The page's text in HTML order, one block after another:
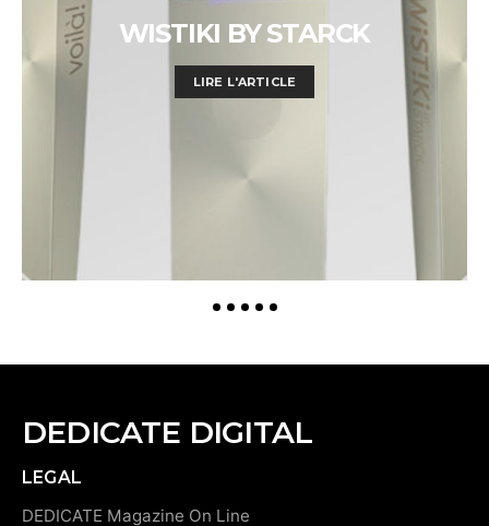
WISTIKI BY STARCK
LIRE L'ARTICLE
DEDICATE DIGITAL
LEGAL
DEDICATE Magazine On Line